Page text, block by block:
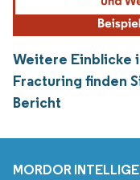
Weitere Einblicke
Fracturing finden
Bericht
MORDOR